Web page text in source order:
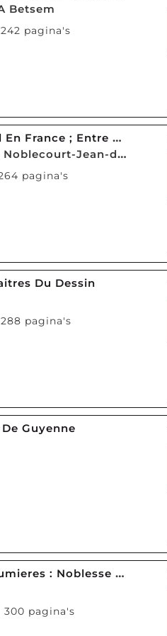
Betsem
pagina's
Le Dialogue Social En France ; Entre Blocages Et Big Bang
Jean-dominique Simonpoli
pagina's
Du Dessin
pagina's
Guyenne
La Douceur Des Lumieres : Noblesse Et Art De Vivre En Guyenne Au 18eme Siecle
300 pagina's